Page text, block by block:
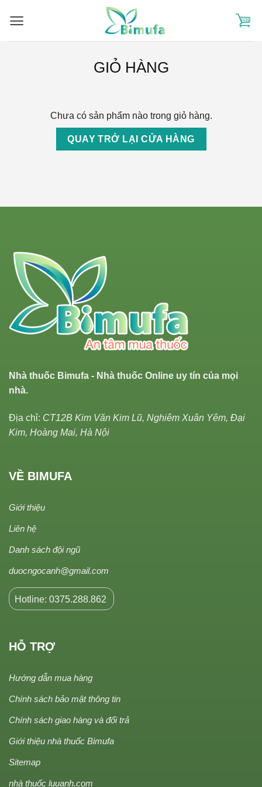
GIỎ HÀNG
Chưa có sản phẩm nào trong giỏ hàng.
QUAY TRỞ LẠI CỬA HÀNG
Nhà thuốc Bimufa - Nhà thuốc Online uy tín của mọi
nhà.
Địa chỉ: CT12B Kim Văn Kim Lũ, Nghiêm Xuân Yêm, Đại
Kim, Hoàng Mai, Hà Nội
VỀ BIMUFA
Giới thiệu
Liên hệ
Danh sách đội ngũ
duocngocanh@gmail.com
Hotline: 0375.288.862
HỖ TRỢ
Hướng dẫn mua hàng
Chính sách bảo mật thông tin
Chính sách giao hàng và đổi trả
Giới thiệu nhà thuốc Bimufa
Sitemap
nhà thuốc luuanh.com